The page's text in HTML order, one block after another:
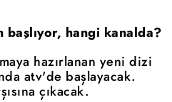
başlıyor, hangi kanalda?
hazırlanan yeni dizi
atv'de başlayacak.
çıkacak.